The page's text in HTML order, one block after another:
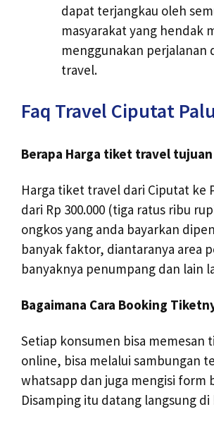
dapat terjangkau oleh
masyarakat yang hendak
menggunakan perjalanan
travel.
Faq Travel Ciputat
Berapa Harga tiket travel tujuan
Harga tiket travel dari Ciputat ke
dari Rp 300.000 (tiga ratus ribu
ongkos yang anda bayarkan
banyak faktor, diantaranya area
banyaknya penumpang dan lain
Bagaimana Cara Booking
Setiap konsumen bisa memesan
online, bisa melalui sambungan
whatsapp dan juga mengisi form
Disamping itu datang langsung